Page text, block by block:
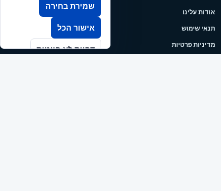
אודות עלינו
תנאי שימוש
מדיניות פרטיות
שמירת בחירה
אישור הכל
דחיית לא חיוניות